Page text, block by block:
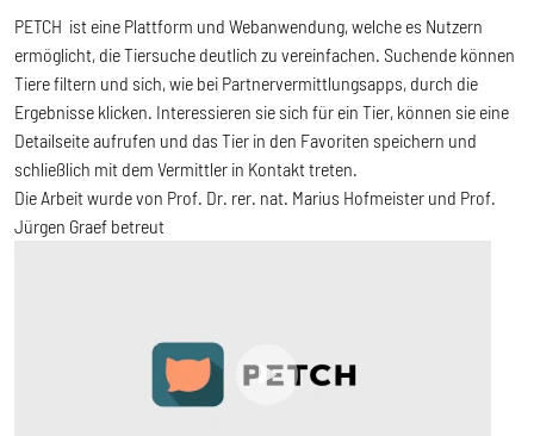
PETCH ist eine Plattform und Webanwendung, welche es Nutzern
ermöglicht, die Tiersuche deutlich zu vereinfachen. Suchende können
Tiere filtern und sich, wie bei Partnervermittlungsapps, durch die
Ergebnisse klicken. Interessieren sie sich für ein Tier, können sie eine
Detailseite aufrufen und das Tier in den Favoriten speichern und
schließlich mit dem Vermittler in Kontakt treten.
Die Arbeit wurde von Prof. Dr. rer. nat. Marius Hofmeister und Prof.
Jürgen Graef betreut